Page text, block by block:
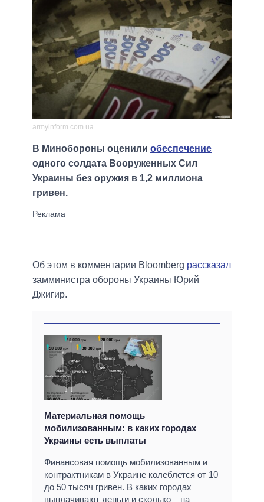
armyinform.com.ua
В Минобороны оценили обеспечение
одного солдата Вооруженных Сил
Украины без оружия в 1,2 миллиона
гривен.
Об этом в комментарии Bloomberg рассказал
замминистра обороны Украины Юрий
Джигир.
Материальная помощь
мобилизованным: в каких городах
Украины есть выплаты
Финансовая помощь мобилизованным и
контрактникам в Украине колеблется от 10
до 50 тысяч гривен. В каких городах
выплачивают деньги и сколько – на